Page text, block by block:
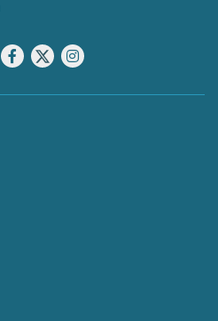
Facebook
X Instagram